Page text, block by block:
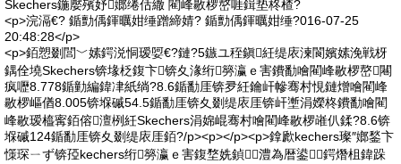
Skechers鍦嬮殯妤嫏绻佸繖 閵峰敭椤嶅啀鍓垫柊楂?
<p>浣滆€? 鍎勯偊鍕曞姏缍蹭締婧? 鍎勯偊鍕曞姏缍?016-07-25
20:48:28</p>
<p>銆愬剟閭﹀嫊鍔涚恫瑷娿€?鏈?5鏃ユ秷鎭紝缇庡湅閬嬪嫊浼戦枒
鍝佺墝Skechers锛堟柉鍑卞锛夊湪绗簩瀛ｅ害鐨勫噲閵峰敭椤嶅闀
疯嚦8.778鍎勭編鍏冿紙绱?8.6鍎勫厓锛夛紝鑰屽幓骞村悓鏈熷噲閵峰
敭椤嶇偤8.005锛堢磩54.5鍎勫厓锛夊剟缇庡厓锛屽壍涓嬫柊鐨勫噲閵
峰敭瑷橀寗銆傛澶栵紝Skechers涓婂崐骞村噲閵峰敭椤嶉仈鍒?8.6锛
堢磩124鍎勫厓锛夊剟缇庡厓銆?/p><p></p><p>鎿歋kechers璨″嫏鍫卞
憡琛ㄧず锛孲kechers绗簩瀛ｅ害鍑堥姺鍞澧為暦鍙鍔熸柤鍏跺